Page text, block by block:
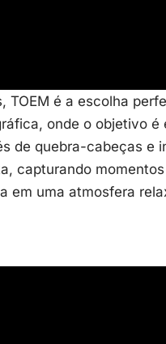
é a escolha
onde o objetivo é
de quebra-cabeças e
capturando
em uma atmosfera